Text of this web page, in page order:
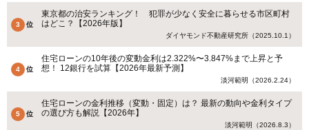
東京都の治安ランキング！ 犯罪が少なく安全に暮らせる市区町村
はどこ？【2026年版】
ダイヤモンド不動産研究所（2025.10.1）
住宅ローンの10年後の変動金利は2.322%〜3.847%まで上昇と予
想！ 12銀行を試算【2026年最新予測】
淡河範明（2026.2.24）
住宅ローンの金利推移（変動・固定）は？ 最新の動向や金利タイプ
の選び方も解説【2026年】
淡河範明（2026.8.3）